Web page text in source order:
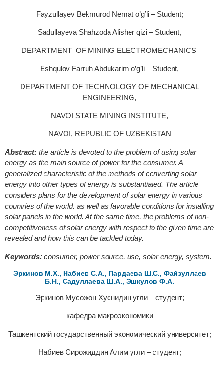
Fayzullayev Bekmurod Nemat o’g’li – Student;
Sadullayeva Shahzoda Alisher qizi – Student,
DEPARTMENT OF MINING ELECTROMECHANICS;
Eshqulov Farruh Abdukarim o’g’li – Student,
DEPARTMENT OF TECHNOLOGY OF MECHANICAL
ENGINEERING,
NAVOI STATE MINING INSTITUTE,
NAVOI, REPUBLIC OF UZBEKISTAN
Abstract: the article is devoted to the problem of using solar
energy as the main source of power for the consumer. A
generalized characteristic of the methods of converting solar
energy into other types of energy is substantiated. The article
considers plans for the development of solar energy in various
countries of the world, as well as favorable conditions for installing
solar panels in the world. At the same time, the problems of non-
competitiveness of solar energy with respect to the given time are
revealed and how this can be tackled today.
Keywords: consumer, power source, use, solar energy, system.
Эркинов М.Х., Набиев С.А., Пардаева Ш.С., Файзуллаев
Б.Н., Садуллаева Ш.А., Эшкулов Ф.А.
Эркинов Мусожон Хуснидин угли – студент;
кафедра макроэкономики
Ташкентский государственный экономический университет;
Набиев Сирожиддин Алим угли – студент;